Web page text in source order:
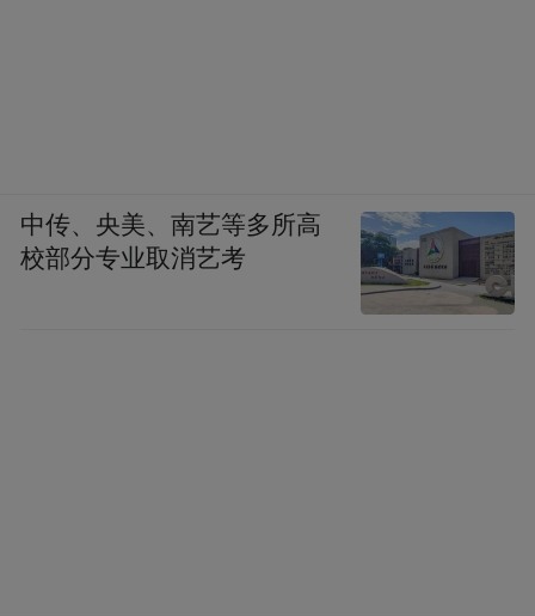
中传、央美、南艺等多所高
校部分专业取消艺考